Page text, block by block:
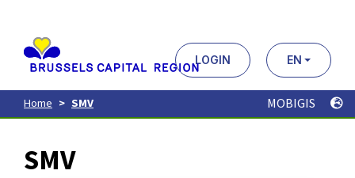
contenu
principal
LOGIN EN
Home SMV MOBIGIS
SMV